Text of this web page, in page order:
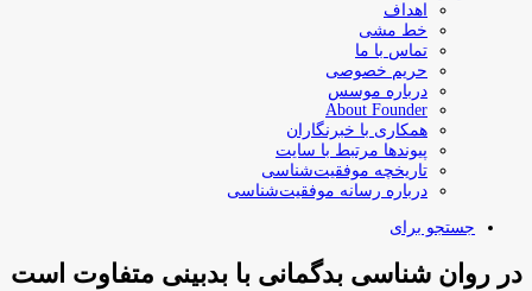
اهداف
خط مشی
تماس با ما
حریم خصوصی
درباره موسس
About Founder
همکاری با خبرنگاران
پیوندها مرتبط با سایت
تاریخچه موفقیت‌شناسی
درباره رسانه موفقیت‌شناسی
جستجو برای
در روان شناسی بدگمانی با بدبینی متفاوت است